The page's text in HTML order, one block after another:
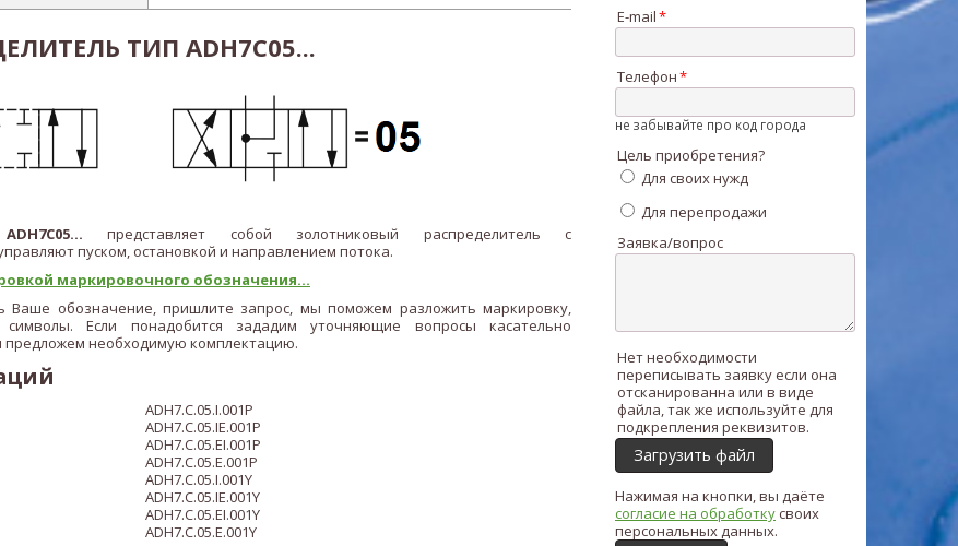
ТИП ADH7C05...
ADH7C05... представляет собой золотниковый распределитель с
пуском, остановкой и направлением потока.
маркировочного обозначения...
Ваше обозначение, пришлите запрос, мы поможем разложить маркировку,
Если понадобится зададим уточняющие вопросы касательно
предложем необходимую комплектацию.
ADH7.C.05.I.001P
ADH7.C.05.IE.001P
ADH7.C.05.EI.001P
ADH7.C.05.E.001P
ADH7.C.05.I.001Y
ADH7.C.05.IE.001Y
ADH7.C.05.EI.001Y
ADH7.C.05.E.001Y
E-mail
Телефон
не забывайте про код города
Цель приобретения?
Для своих нужд
Для перепродажи
Заявка/вопрос
Нет необходимости
переписывать заявку если она
отсканированна или в виде
файла, так же используйте для
подкрепления реквизитов.
Загрузить файл
Нажимая на кнопки, вы даёте
согласие на обработкусвоих
персональных данных.